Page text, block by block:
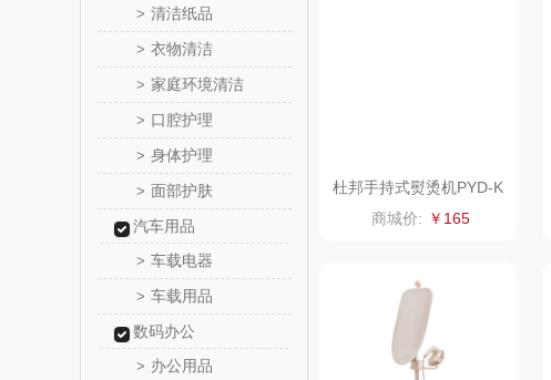
> 清洁纸品
> 衣物清洁
> 家庭环境清洁
> 口腔护理
> 身体护理
> 面部护肤
汽车用品
> 车载电器
> 车载用品
数码办公
> 办公用品
DGI
斯凯奇SKECHER
杜邦手持式熨烫机PYD-K
Y1002
商城价: ￥165